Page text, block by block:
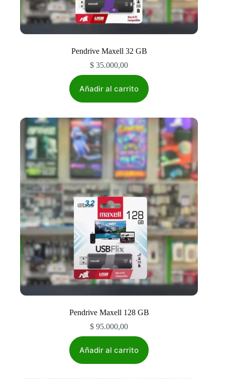
Pendrive Maxell 32 GB
$ 35.000,00
Añadir al carrito
Pendrive Maxell 128 GB
$ 95.000,00
Añadir al carrito